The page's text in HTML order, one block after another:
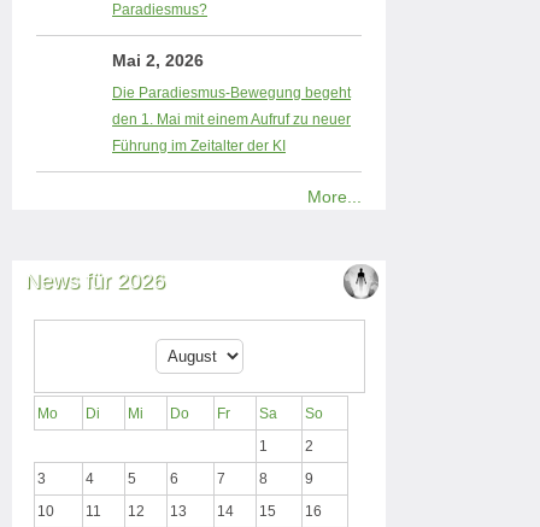
Paradiesmus?
Mai 2, 2026
Die Paradiesmus-Bewegung begeht
den 1. Mai mit einem Aufruf zu neuer
Führung im Zeitalter der KI
More...
News für 2026
Mo Di Mi Do Fr Sa
So
1
2
3
4 5 6 7 8
9
10
11 12 13 14 15
16